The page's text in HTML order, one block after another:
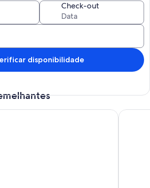
Check-out
disponibilidade
a 90 metros da praia, vai a pé a
Apto (